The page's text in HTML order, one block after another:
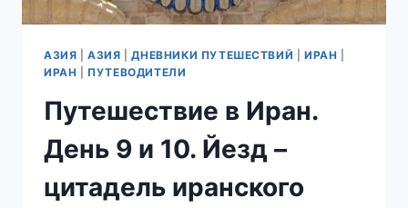
АЗИЯ |АЗИЯ |ДНЕВНИКИ ПУТЕШЕСТВИЙ |ИРАН
ИРАН
ПУТЕВОДИТЕЛИ
Путешествие в Иран.
День 9 и 10. Йезд –
цитадель иранского